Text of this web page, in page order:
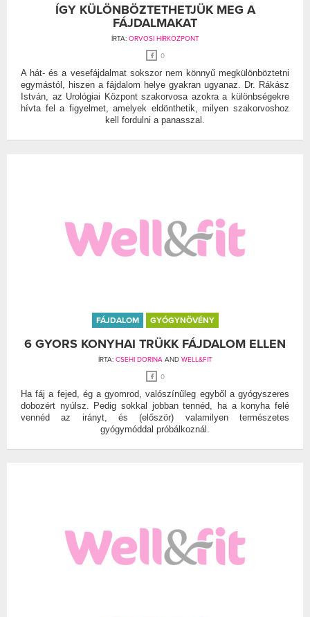
ÍGY KÜLÖNBÖZTETHETJÜK MEG A
FÁJDALMAKAT
ÍRTA: ORVOSI HÍRKÖZPONT
0
A hát- és a vesefájdalmat sokszor nem könnyű megkülönböztetni
egymástól, hiszen a fájdalom helye gyakran ugyanaz. Dr. Rákász
István, az Urológiai Központ szakorvosa azokra a különbségekre
hívta fel a figyelmet, amelyek eldönthetik, milyen szakorvoshoz
kell fordulni a panasszal.
FÁJDALOM GYÓGYNÖVÉNY
6 GYORS KONYHAI TRÜKK FÁJDALOM ELLEN
ÍRTA: CSEHI DORINAAND WELL&FIT
0
Ha fáj a fejed, ég a gyomrod, valószínűleg egyből a gyógyszeres
dobozért nyúlsz. Pedig sokkal jobban tennéd, ha a konyha felé
vennéd az irányt, és (először) valamilyen természetes
gyógymóddal próbálkoznál.